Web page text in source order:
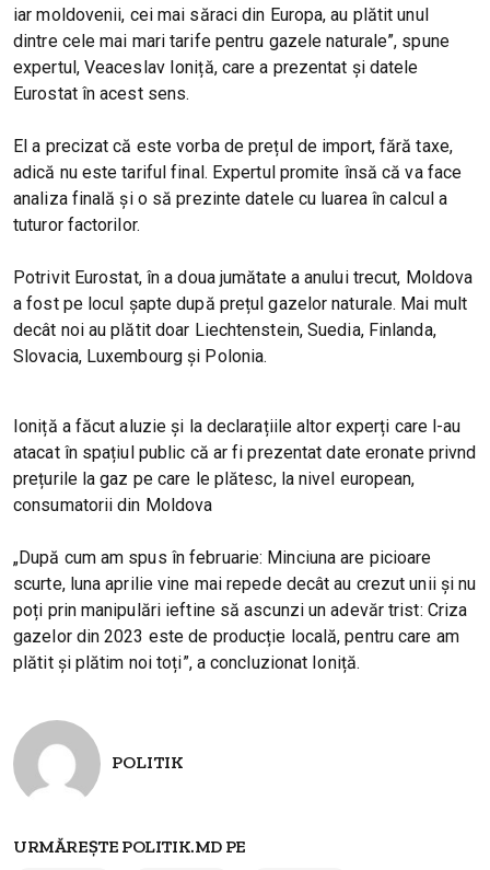
iar moldovenii, cei mai săraci din Europa, au plătit unul
dintre cele mai mari tarife pentru gazele naturale”, spune
expertul, Veaceslav Ioniță, care a prezentat și datele
Eurostat în acest sens.
El a precizat că este vorba de prețul de import, fără taxe,
adică nu este tariful final. Expertul promite însă că va face
analiza finală și o să prezinte datele cu luarea în calcul a
tuturor factorilor.
Potrivit Eurostat, în a doua jumătate a anului trecut, Moldova
a fost pe locul șapte după prețul gazelor naturale. Mai mult
decât noi au plătit doar Liechtenstein, Suedia, Finlanda,
Slovacia, Luxembourg și Polonia.
Ioniță a făcut aluzie și la declarațiile altor experți care l-au
atacat în spațiul public că ar fi prezentat date eronate privnd
prețurile la gaz pe care le plătesc, la nivel european,
consumatorii din Moldova
„După cum am spus în februarie: Minciuna are picioare
scurte, luna aprilie vine mai repede decât au crezut unii și nu
poți prin manipulări ieftine să ascunzi un adevăr trist: Criza
gazelor din 2023 este de producție locală, pentru care am
plătit și plătim noi toți”, a concluzionat Ioniță.
POLITIK
URMĂREȘTE POLITIK.MD PE